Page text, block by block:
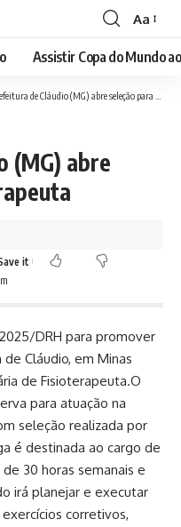
Font
Resizer
Aa
Assistir Copa do Mundo
de Cláudio (MG) abre seleção para Fisioterapeuta
(MG) abre
DRH para promover
Cláudio, em Minas
de Fisioterapeuta.O
para atuação na
seleção realizada por
é destinada ao cargo de
30 horas semanais e
irá planejar e executar
corretivos,